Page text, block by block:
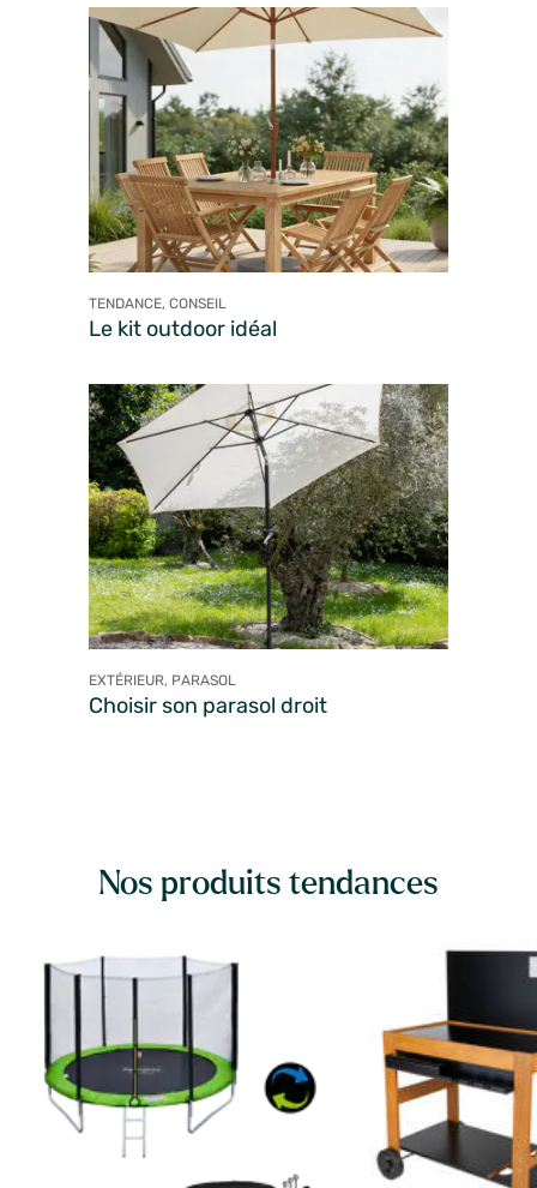
TENDANCE, CONSEIL
Le kit outdoor idéal
EXTÉRIEUR, PARASOL
Choisir son parasol droit
Nos produits tendances